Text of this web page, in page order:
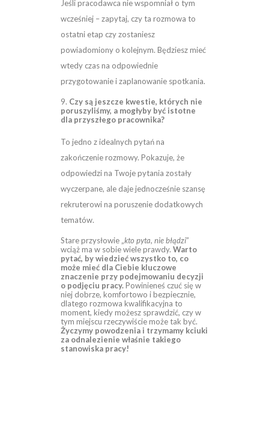
Jeśli pracodawca nie wspomniał o tym
wcześniej – zapytaj, czy ta rozmowa to
ostatni etap czy zostaniesz
powiadomiony o kolejnym. Będziesz mieć
wtedy czas na odpowiednie
przygotowanie i zaplanowanie spotkania.
9. Czy są jeszcze kwestie, których nie
poruszyliśmy, a mogłyby być istotne
dla przyszłego pracownika?
To jedno z idealnych pytań na
zakończenie rozmowy. Pokazuje, że
odpowiedzi na Twoje pytania zostały
wyczerpane, ale daje jednocześnie szansę
rekruterowi na poruszenie dodatkowych
tematów.
Stare przysłowie „kto pyta, nie błądzi”
wciąż ma w sobie wiele prawdy. Warto
pytać, by wiedzieć wszystko to, co
może mieć dla Ciebie kluczowe
znaczenie przy podejmowaniu decyzji
o podjęciu pracy.Powinieneś czuć się w
niej dobrze, komfortowo i bezpiecznie,
dlatego rozmowa kwalifikacyjna to
moment, kiedy możesz sprawdzić, czy w
tym miejscu rzeczywiście może tak być.
Życzymy powodzenia i trzymamy kciuki
za odnalezienie właśnie takiego
stanowiska pracy!